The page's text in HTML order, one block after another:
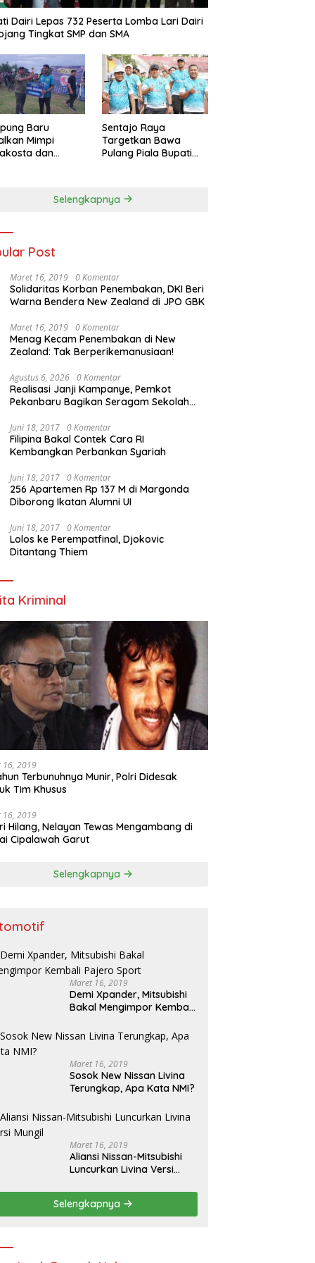
Dairi Lepas 732 Peserta Lomba Lari Dairi
Tingkat SMP dan SMA
Baru
Mimpi
dan
Sentajo Raya
Targetkan Bawa
Pulang Piala Bupati
Selengkapnya
Post
Maret 16, 2019 0 Komentar
Solidaritas Korban Penembakan, DKI Beri
Warna Bendera New Zealand di JPO GBK
Maret 16, 2019 0 Komentar
Menag Kecam Penembakan di New
Zealand: Tak Berperikemanusiaan!
Agustus 6, 2026 0 Komentar
Realisasi Janji Kampanye, Pemkot
Pekanbaru Bagikan Seragam Sekolah
Juni 18, 2017 0 Komentar
Filipina Bakal Contek Cara RI
Kembangkan Perbankan Syariah
Juni 18, 2017 0 Komentar
256 Apartemen Rp 137 M di Margonda
Diborong Ikatan Alumni UI
Juni 18, 2017 0 Komentar
Lolos ke Perempatfinal, Djokovic
Ditantang Thiem
Kriminal
16, 2019
Terbunuhnya Munir, Polri Didesak
Tim Khusus
16, 2019
Hilang, Nelayan Tewas Mengambang di
Cipalawah Garut
Selengkapnya
Maret 16, 2019
Demi Xpander, Mitsubishi
Bakal Mengimpor Kembali
Maret 16, 2019
Sosok New Nissan Livina
Terungkap, Apa Kata NMI?
Maret 16, 2019
Aliansi Nissan-Mitsubishi
Luncurkan Livina Versi
Selengkapnya